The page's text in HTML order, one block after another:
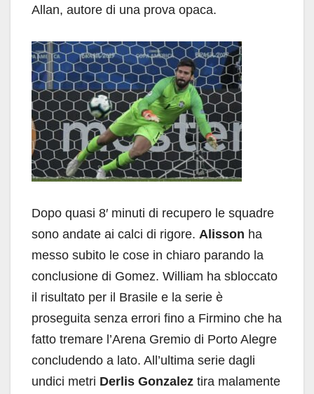
Allan, autore di una prova opaca.
Dopo quasi 8′ minuti di recupero le squadre
sono andate ai calci di rigore. Alisson ha
messo subito le cose in chiaro parando la
conclusione di Gomez. William ha sbloccato
il risultato per il Brasile e la serie è
proseguita senza errori fino a Firmino che ha
fatto tremare l’Arena Gremio di Porto Alegre
concludendo a lato. All’ultima serie dagli
undici metri Derlis Gonzalez tira malamente